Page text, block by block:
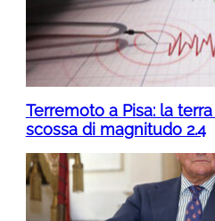
Terremoto a Pisa: la
scossa di magnitudo 2.4